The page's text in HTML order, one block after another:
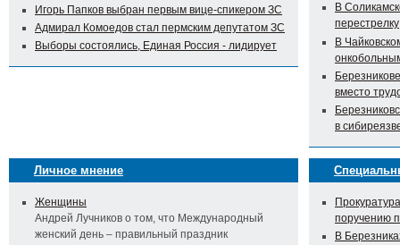
Игорь Папков выбран первым вице-спикером ЗС
Адмирал Комоедов стал пермским депутатом ЗС
Выборы состоялись, Единая Россия - лидирует
В
перестрелку
В
вместо
в
Личное мнение
Женщины
Андрей Лучников о том, что Международный
женский день – правильный праздник
поручению
В